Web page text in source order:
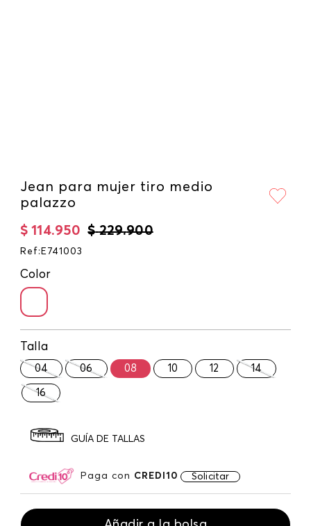
Jean para mujer tiro medio
palazzo
$ 229.900
$ 114.950
Ref : E741003
Color
Talla
04 06 08 10 12 14
16
GUÍA DE TALLAS
Paga con CREDI10 Solicitar